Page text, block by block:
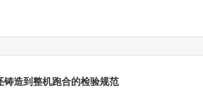
铸造到整机跑合的检验规范